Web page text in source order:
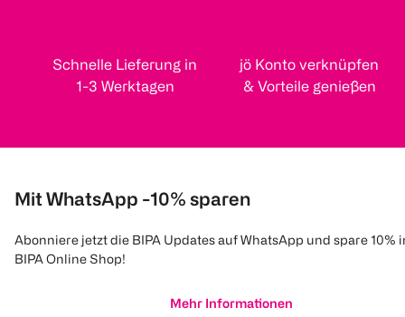
Schnelle Lieferung in
1-3 Werktagen
jö Konto verknüpfen
& Vorteile genießen
Mit WhatsApp -10% sparen
Abonniere jetzt die BIPA Updates auf WhatsApp und spare 10%
BIPA Online Shop!
Mehr Informationen